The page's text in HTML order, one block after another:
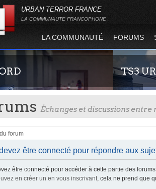
URBAN TERROR FRANCE
LA COMMUNAUTE FRANCOPHONE
LA COMMUNAUTÉ FORUMS
nous sur le discord Urban Terror
TS3
Envie de
Échanges et discussions
forum
être connecté pour répondre aux
être connecté pour accéder à cette partie des
en créer un en vous inscrivant, cela ne prend que